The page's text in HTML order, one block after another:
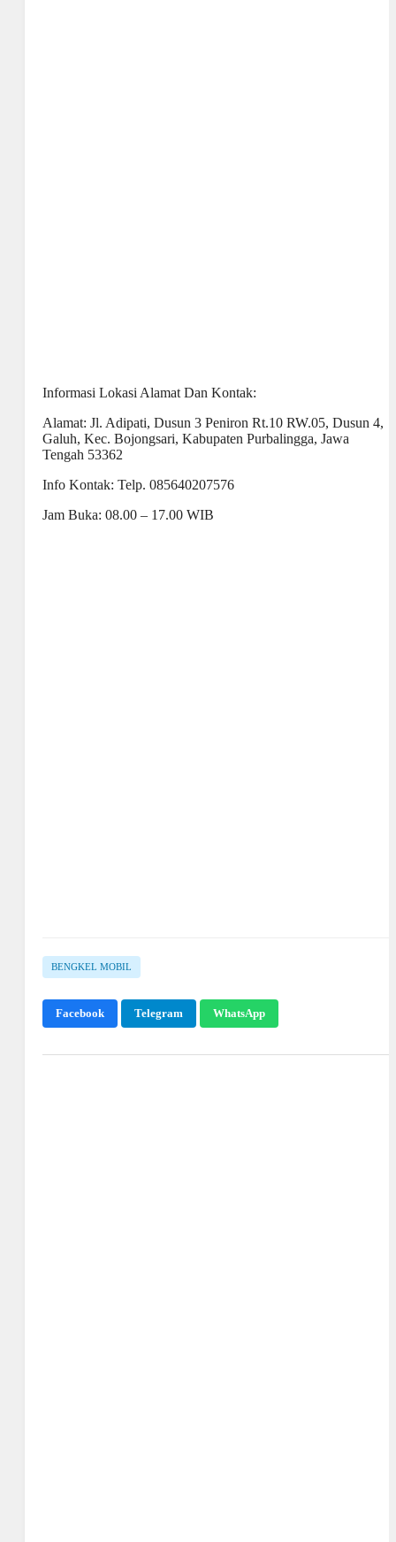
Informasi Lokasi Alamat Dan Kontak:
Alamat: Jl. Adipati, Dusun 3 Peniron Rt.10 RW.05, Dusun 4,
Galuh, Kec. Bojongsari, Kabupaten Purbalingga, Jawa
Tengah 53362
Info Kontak: Telp. 085640207576
Jam Buka: 08.00 – 17.00 WIB
BENGKEL MOBIL
Facebook Telegram WhatsApp